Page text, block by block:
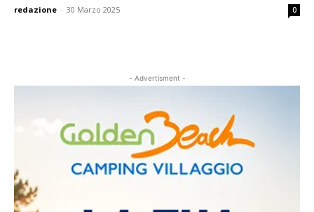
redazione - 30 Marzo 2025 0
- Advertisment -